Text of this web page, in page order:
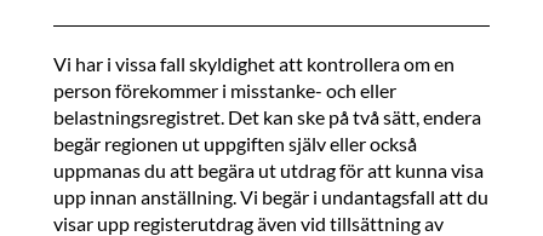
Vi har i vissa fall skyldighet att kontrollera om en
person förekommer i misstanke- och eller
belastningsregistret. Det kan ske på två sätt, endera
begär regionen ut uppgiften själv eller också
uppmanas du att begära ut utdrag för att kunna visa
upp innan anställning. Vi begär i undantagsfall att du
visar upp registerutdrag även vid tillsättning av